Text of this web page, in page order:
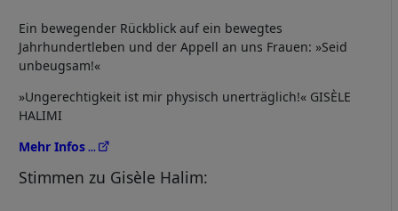
Ein bewegender Rückblick auf ein bewegtes
Jahrhundertleben und der Appell an uns Frauen: »Seid
unbeugsam!«
»Ungerechtigkeit ist mir physisch unerträglich!« GISÈLE
HALIMI
Mehr Infos
Stimmen zu Gisèle Halim: